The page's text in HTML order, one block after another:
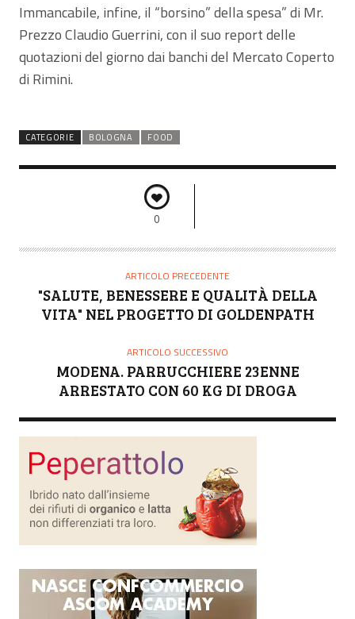
Immancabile, infine, il “borsino” della spesa” di Mr.
Prezzo Claudio Guerrini, con il suo report delle
quotazioni del giorno dai banchi del Mercato Coperto
di Rimini.
CATEGORIE BOLOGNA FOOD
0
ARTICOLO PRECEDENTE
"SALUTE, BENESSERE E QUALITÀ DELLA
VITA" NEL PROGETTO DI GOLDENPATH
ARTICOLO SUCCESSIVO
MODENA. PARRUCCHIERE 23ENNE
ARRESTATO CON 60 KG DI DROGA